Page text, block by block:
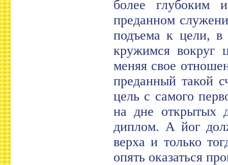
более глубоким
преданном
подъема к цели,
кружимся вокруг
меняя свое
преданный такой
цель с самого
на дне открытых
диплом. А йог
верха и только
опять оказаться